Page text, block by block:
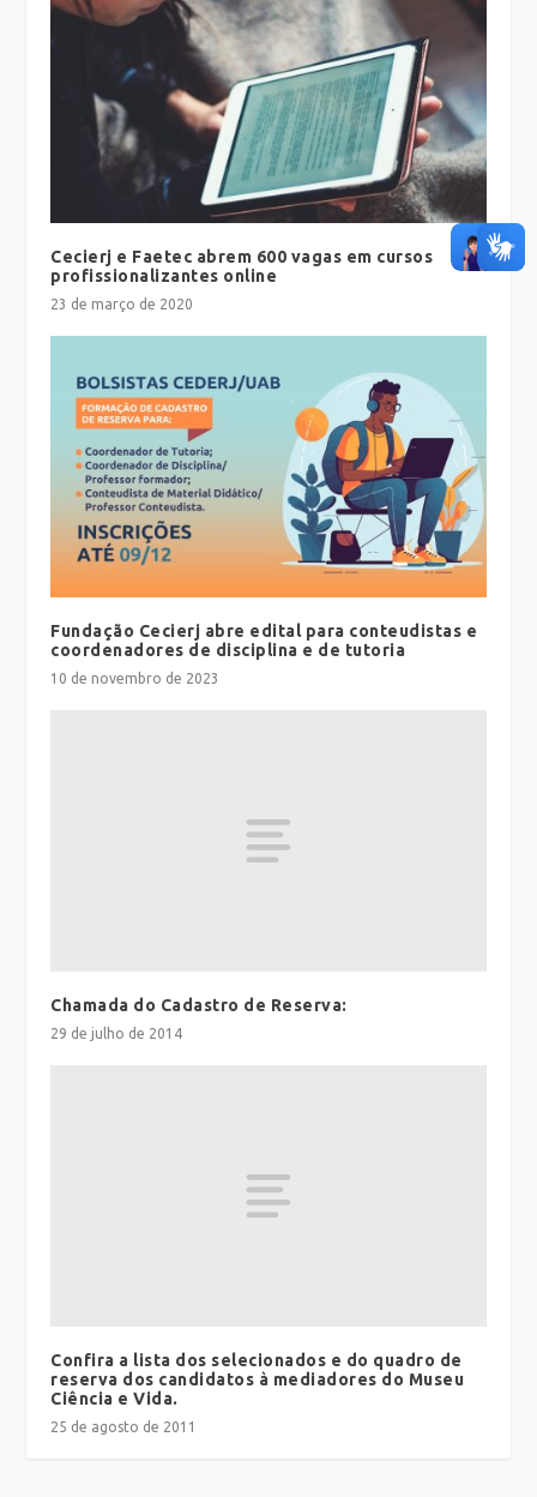
Cecierj e Faetec abrem 600 vagas em cursos
profissionalizantes online
23 de março de 2020
Fundação Cecierj abre edital para conteudistas e
coordenadores de disciplina e de tutoria
10 de novembro de 2023
Chamada do Cadastro de Reserva:
29 de julho de 2014
Confira a lista dos selecionados e do quadro de
reserva dos candidatos à mediadores do Museu
Ciência e Vida.
25 de agosto de 2011